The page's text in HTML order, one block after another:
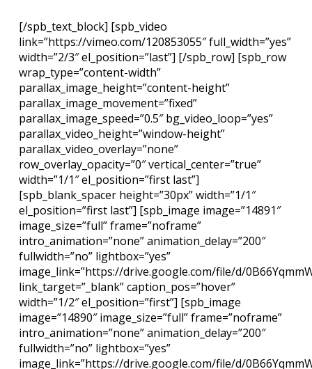
[/spb_text_block] [spb_video
link=”https://vimeo.com/120853055″ full_width=”yes”
width=”2/3″ el_position=”last”] [/spb_row] [spb_row
wrap_type=”content-width”
parallax_image_height=”content-height”
parallax_image_movement=”fixed”
parallax_image_speed=”0.5″ bg_video_loop=”yes”
parallax_video_height=”window-height”
parallax_video_overlay=”none”
row_overlay_opacity=”0″ vertical_center=”true”
width=”1/1″ el_position=”first last”]
[spb_blank_spacer height=”30px” width=”1/1″
el_position=”first last”] [spb_image image=”14891″
image_size=”full” frame=”noframe”
intro_animation=”none” animation_delay=”200″
fullwidth=”no” lightbox=”yes”
image_link=”https://drive.google.com/file/d/
link_target=”_blank” caption_pos=”hover”
width=”1/2″ el_position=”first”] [spb_image
image=”14890″ image_size=”full” frame=”noframe”
intro_animation=”none” animation_delay=”200″
fullwidth=”no” lightbox=”yes”
image_link=”https://drive.google.com/file/d/